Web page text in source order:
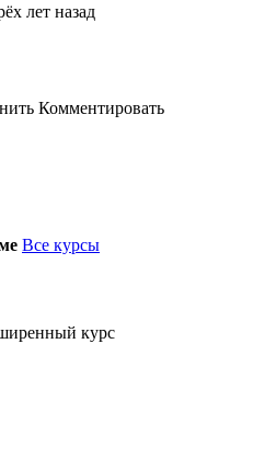
лет назад
Комментировать
Все курсы
курс